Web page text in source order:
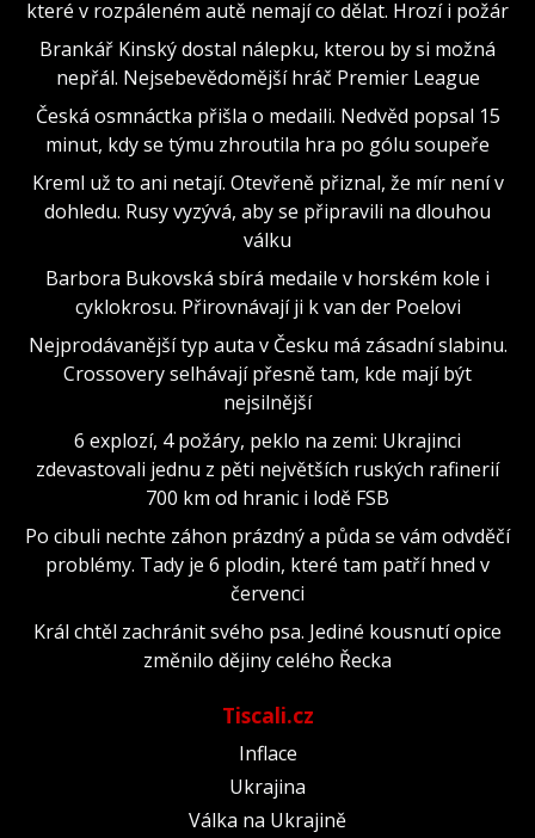
které v rozpáleném autě nemají co dělat. Hrozí i požár
Brankář Kinský dostal nálepku, kterou by si možná
nepřál. Nejsebevědomější hráč Premier League
Česká osmnáctka přišla o medaili. Nedvěd popsal 15
minut, kdy se týmu zhroutila hra po gólu soupeře
Kreml už to ani netají. Otevřeně přiznal, že mír není v
dohledu. Rusy vyzývá, aby se připravili na dlouhou
válku
Barbora Bukovská sbírá medaile v horském kole i
cyklokrosu. Přirovnávají ji k van der Poelovi
Nejprodávanější typ auta v Česku má zásadní slabinu.
Crossovery selhávají přesně tam, kde mají být
nejsilnější
6 explozí, 4 požáry, peklo na zemi: Ukrajinci
zdevastovali jednu z pěti největších ruských rafinerií
700 km od hranic i lodě FSB
Po cibuli nechte záhon prázdný a půda se vám odvděčí
problémy. Tady je 6 plodin, které tam patří hned v
červenci
Král chtěl zachránit svého psa. Jediné kousnutí opice
změnilo dějiny celého Řecka
Tiscali.cz
Inflace
Ukrajina
Válka na Ukrajině